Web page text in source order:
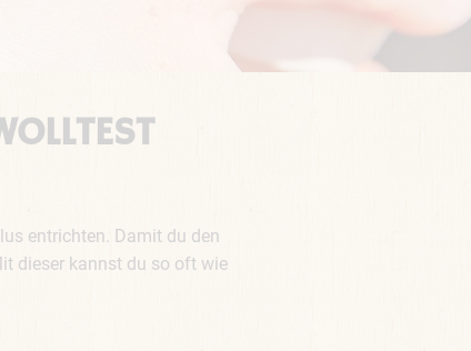
entrichten. Damit du den
dieser kannst du so oft wie